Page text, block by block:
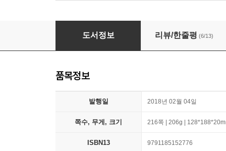
단단한 삶
도서정보 리뷰/한줄평 (6/13)
품목정보
발행일 2018년 02월 04일
쪽수, 무게, 크기 216쪽 | 206g |
ISBN13 9791185152776